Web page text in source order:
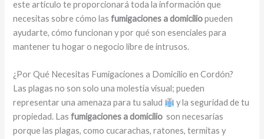
este artículo te proporcionará toda la información que
necesitas sobre cómo lasfumigaciones a domiciliopueden
ayudarte, cómo funcionan y por qué son esenciales para
mantener tu hogar o negocio libre de intrusos.
¿Por Qué Necesitas Fumigaciones a Domicilio en Cordón?
Las plagas no son solo una molestia visual; pueden
representar una amenaza para tu salud
y la seguridad de tu
propiedad. Lasfumigaciones a domicilio son necesarias
porque las plagas, como cucarachas, ratones, termitas y